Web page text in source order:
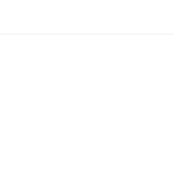
ธออ้าปากค้างมองเขาด้วยความตก
ไม่ใช่ซูไรดา แต่เขายังรับเธอมาจากผู้
ดงอันใดให้อีกฝ่ายระแคะระคายสักนิด
นซาลที่จะรอดพ้นสายตาของข้าไปได้
ราตี” เธอไม่คิดว่าเขาจะรู้จักเธอ
สบสายตาสีเหล็กกล้าเปล่งประกาย
ยับตัวไปไหนไม่ได้ มาราตีนิ่งอึ้งหัวใจ